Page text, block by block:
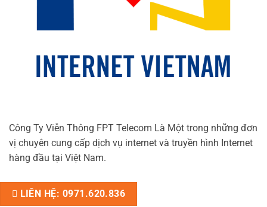
Công Ty Viễn Thông FPT Telecom Là Một trong những đơn
vị chuyên cung cấp dịch vụ internet và truyền hình Internet
hàng đầu tại Việt Nam.
LIÊN HỆ: 0971.620.836